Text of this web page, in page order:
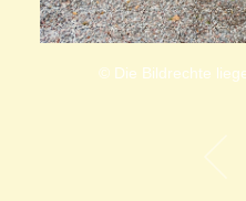
© Die Bildrechte